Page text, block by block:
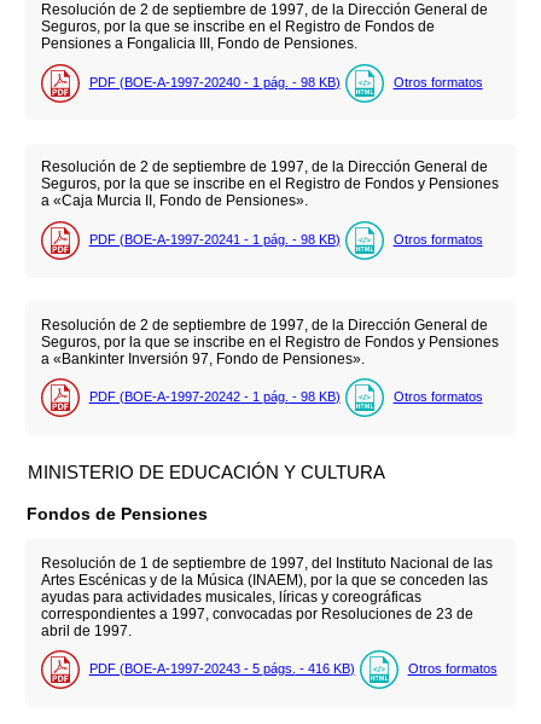
Resolución de 2 de septiembre de 1997, de la Dirección General de
Seguros, por la que se inscribe en el Registro de Fondos de
Pensiones a Fongalicia III, Fondo de Pensiones.
PDF (BOE-A-1997-20240 - 1 pág. - 98 KB) Otros formatos
Resolución de 2 de septiembre de 1997, de la Dirección General de
Seguros, por la que se inscribe en el Registro de Fondos y Pensiones
a «Caja Murcia II, Fondo de Pensiones».
PDF (BOE-A-1997-20241 - 1 pág. - 98 KB) Otros formatos
Resolución de 2 de septiembre de 1997, de la Dirección General de
Seguros, por la que se inscribe en el Registro de Fondos y Pensiones
a «Bankinter Inversión 97, Fondo de Pensiones».
PDF (BOE-A-1997-20242 - 1 pág. - 98 KB) Otros formatos
MINISTERIO DE EDUCACIÓN Y CULTURA
Fondos de Pensiones
Resolución de 1 de septiembre de 1997, del Instituto Nacional de las
Artes Escénicas y de la Música (INAEM), por la que se conceden las
ayudas para actividades musicales, líricas y coreográficas
correspondientes a 1997, convocadas por Resoluciones de 23 de
abril de 1997.
PDF (BOE-A-1997-20243 - 5 págs. - 416 KB) Otros formatos